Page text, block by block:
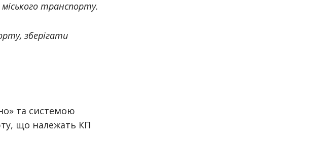
міського транспорту.
зберігати
та системою
що належать КП